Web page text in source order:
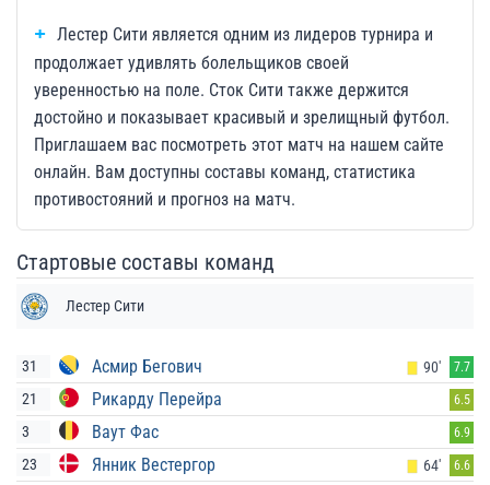
Лестер Сити является одним из лидеров турнира и
продолжает удивлять болельщиков своей
уверенностью на поле. Сток Сити также держится
достойно и показывает красивый и зрелищный футбол.
Приглашаем вас посмотреть этот матч на нашем сайте
онлайн. Вам доступны составы команд, статистика
противостояний и прогноз на матч.
Стартовые составы команд
Лестер Сити
31 Асмир Бегович 90' 7.7
21 Рикарду Перейра 6.5
3 Ваут Фас 6.9
23 Янник Вестергор 64' 6.6